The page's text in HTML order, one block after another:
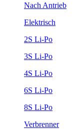
Nach Antrieb
Elektrisch
2S Li-Po
3S Li-Po
4S Li-Po
6S Li-Po
8S Li-Po
Verbrenner